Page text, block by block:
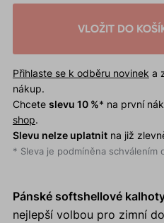
VLOŽIT DO
Přihlaste se k odběru novinek a
nákup.
Chcete slevu 10 %* na první
shop.
Slevu nelze uplatnitna již
* Sleva je podmíněna
Pánské softshellové
nejlepší volbou pro zimní